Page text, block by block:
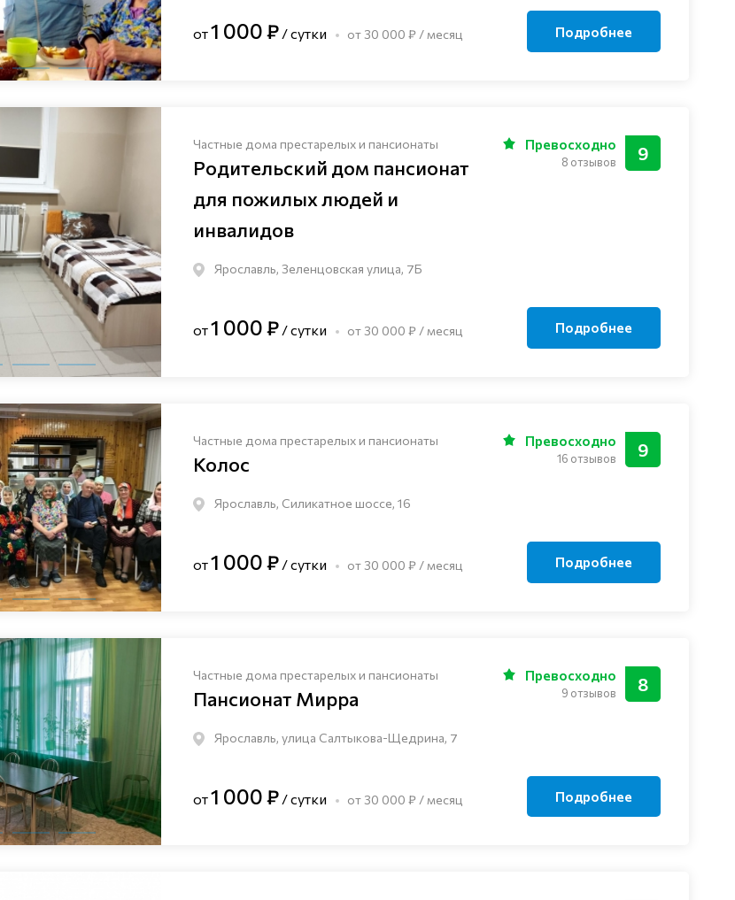
от1 000 ₽ / сутки от 30 000 ₽ / месяц Подробнее
Частные дома престарелых и пансионаты
Родительский дом пансионат
для пожилых людей и
инвалидов
Ярославль, Зеленцовская улица, 7Б
9
Превосходно
8 отзывов
от1 000 ₽ / сутки от 30 000 ₽ / месяц Подробнее
Частные дома престарелых и пансионаты
Колос
Ярославль, Силикатное шоссе, 16
9
Превосходно
16 отзывов
от1 000 ₽ / сутки от 30 000 ₽ / месяц Подробнее
Частные дома престарелых и пансионаты
Пансионат Мирра
Ярославль, улица Салтыкова-Щедрина, 7
8
Превосходно
9 отзывов
от1 000 ₽ / сутки от 30 000 ₽ / месяц Подробнее